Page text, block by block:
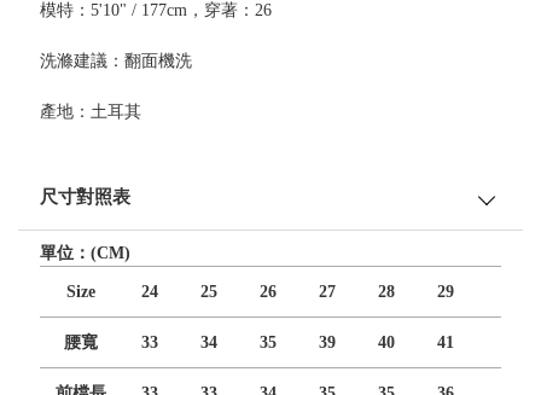
模特：5'10" / 177cm，穿著：26
洗滌建議：翻面機洗
產地：土耳其
尺寸對照表
單位：(CM)
Size 24 25 26 27 28 29
腰寬 33 34 35 39 40 41